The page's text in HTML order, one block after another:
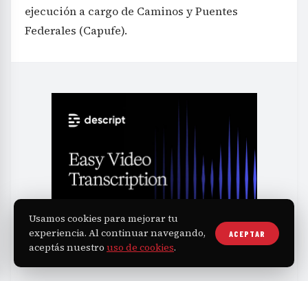
ejecución a cargo de Caminos y Puentes
Federales (Capufe).
Usamos cookies para mejorar tu
experiencia. Al continuar navegando,
aceptás nuestro uso de cookies.
ACEPTAR